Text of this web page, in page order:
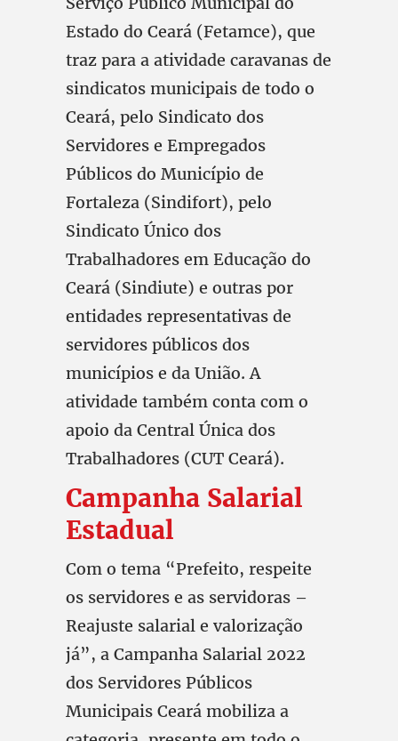
Estado do Ceará (Fetamce), que
traz para a atividade caravanas de
sindicatos municipais de todo o
Ceará, pelo Sindicato dos
Servidores e Empregados
Públicos do Município de
Fortaleza (Sindifort), pelo
Sindicato Único dos
Trabalhadores em Educação do
Ceará (Sindiute) e outras por
entidades representativas de
servidores públicos dos
municípios e da União. A
atividade também conta com o
apoio da Central Única dos
Trabalhadores (CUT Ceará).
Campanha Salarial
Estadual
Com o tema “Prefeito, respeite
os servidores e as servidoras –
Reajuste salarial e valorização
já”, a Campanha Salarial 2022
dos Servidores Públicos
Municipais Ceará mobiliza a